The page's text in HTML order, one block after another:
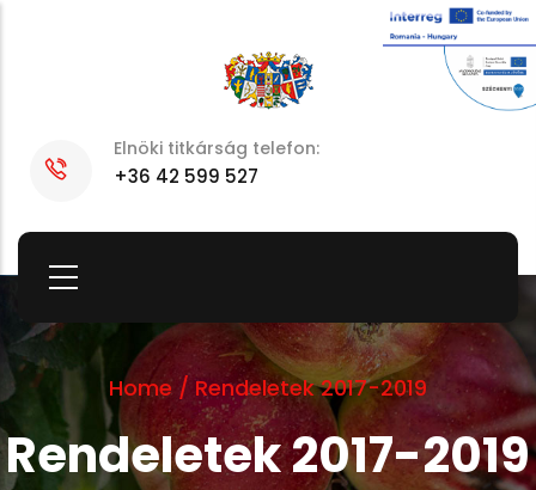
Elnöki titkárság telefon:
+36 42 599 527
Home / Rendeletek 2017-2019
Rendeletek 2017-2019